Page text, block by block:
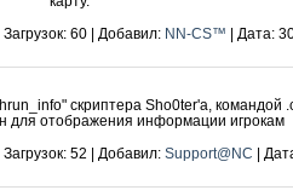
Загрузок: 60 | Добавил: NN-CS™ | Дата:
скриптера Sho0ter'a, командой
для отображения информации игрокам
Загрузок: 52 | Добавил: Support@NC |